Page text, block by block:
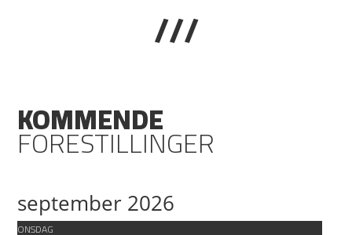
///
KOMMENDE
FORESTILLINGER
september 2026
ONSDAG